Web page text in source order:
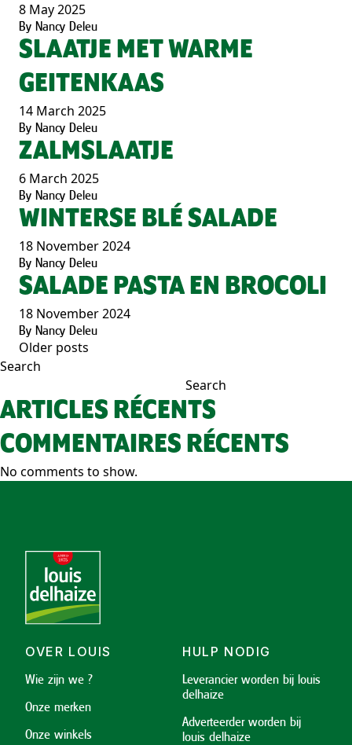
8 May 2025
By Nancy Deleu
SLAATJE MET WARME
GEITENKAAS
14 March 2025
By Nancy Deleu
ZALMSLAATJE
6 March 2025
By Nancy Deleu
WINTERSE BLÉ SALADE
18 November 2024
By Nancy Deleu
SALADE PASTA EN BROCOLI
18 November 2024
By Nancy Deleu
POSTS
NAVIGATION
Older posts
Search
Search
ARTICLES RÉCENTS
COMMENTAIRES RÉCENTS
No comments to show.
OVER LOUIS
Wie zijn we ?
Onze merken
Onze winkels
HULP NODIG
Leverancier worden bij louis
delhaize
Adverteerder worden bij
louis delhaize